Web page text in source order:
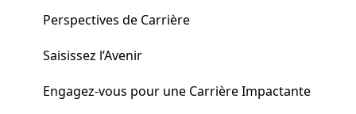
Perspectives de Carrière
Saisissez l’Avenir
Engagez-vous pour une Carrière Impactante